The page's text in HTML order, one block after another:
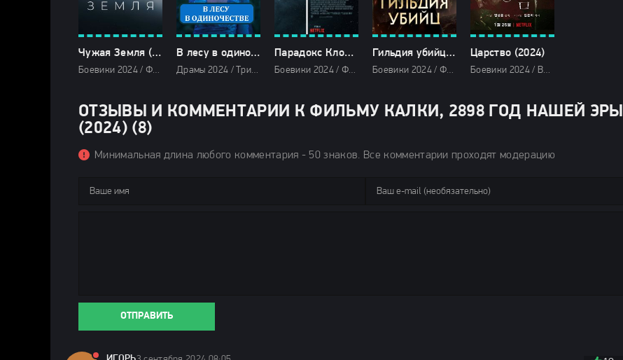
Чужая Земля (2024)
Боевики 2024 / Фильмы-приключения 2024 / Триллеры 2024 / Фантастические 2024 / Зарубежные фильмы 2024 / Новинки кино 2024 / Последние фильмы 2024 / Фильмы весны 2024 / Фильмы 2024 / Популярные фильмы / Смотреть фильмы онлайн
В лесу в одиночестве (2024)
Драмы 2024 / Триллеры 2024 / Сериалы 2024 / Новинки сериалов 2024 / Дорамы / Фильмы 2024 / Смотреть фильмы онлайн
Парадокс Кловерфилда (2024)
Боевики 2024 / Фильмы-приключения 2024 / Триллеры 2024 / Ужасы 2024 / Фантастические 2024 / Зарубежные фильмы 2024 / Новинки кино 2024 / Последние фильмы 2024 / Фильмы весны 2024 / Фильмы 2024 / Популярные фильмы / Смотреть фильмы онлайн
Гильдия убийц (2024)
Боевики 2024 / Фэнтези фильмы 2024 / Зарубежные фильмы 2024 / Новинки кино 2024 / Последние фильмы 2024 / Фильмы весны 2024 / Фильмы 2024 / Популярные фильмы / Смотреть фильмы онлайн
Царство (2024)
Боевики 2024 / Военные фильмы 2024 / Драмы 2024 / Исторические фильмы 2024 / Зарубежные фильмы 2024 / Новинки кино 2024 / Последние фильмы 2024 / Фильмы весны 2024 / Дорамы / Фильмы 2024 / Популярные фильмы / Смотреть фильмы онлайн
ОТЗЫВЫ И КОММЕНТАРИИ К ФИЛЬМУ КАЛКИ, 2898 ГОД НАШЕЙ ЭРЫ
(2024) (8)
Минимальная длина любого комментария - 50 знаков. Все комментарии проходят модерацию
ОТПРАВИТЬ